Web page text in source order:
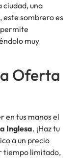
ciudad, una
este sombrero es
muy
Oferta
en tus manos el
Inglesa. ¡Haz tu
a un precio
tiempo limitado,